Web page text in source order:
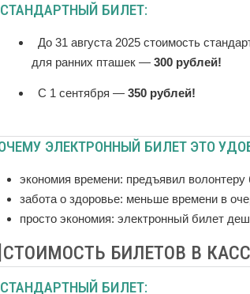
СТАНДАРТНЫЙ БИЛЕТ:
До 31 августа 2025 стоимость
для ранних пташек — 300 рублей!
С 1 сентября — 350 рублей!
ЭЛЕКТРОННЫЙ БИЛЕТ ЭТО
экономия времени: предъявил
забота о здоровье: меньше времени в
просто экономия: электронный билет
СТОИМОСТЬ БИЛЕТОВ В
СТАНДАРТНЫЙ БИЛЕТ: